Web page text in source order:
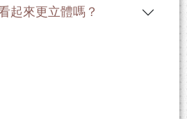
起來更立體嗎？